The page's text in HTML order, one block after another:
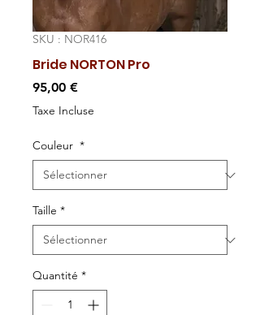
SKU : NOR416
Bride NORTON Pro
95,00 €Prix
Taxe Incluse
Couleur *
Taille *
Quantité *